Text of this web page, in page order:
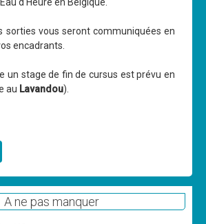
sorties vous seront communiquées en
encadrants.
un stage de fin de cursus est prévu en
au Lavandou).
A ne pas manquer